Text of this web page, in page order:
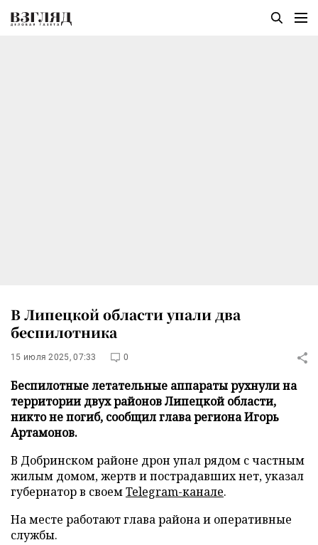
В Липецкой области упали два
беспилотника
15 июля 2025, 07:33 0
Беспилотные летательные аппараты рухнули на
территории двух районов Липецкой области,
никто не погиб, сообщил глава региона Игорь
Артамонов.
В Добринском районе дрон упал рядом с частным
жилым домом, жертв и пострадавших нет, указал
губернатор в своемTelegram-канале.
На месте работают глава района и оперативные
службы.